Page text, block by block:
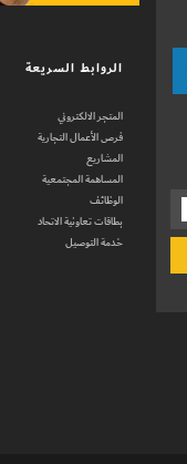
الروابط السريعة
المتجر الالكتروني
فرص الأعمال التجارية
المشاريع
المساهمة المجتمعية
الوظائف
بطاقات تعاونية الاتحاد
خدمة التوصيل